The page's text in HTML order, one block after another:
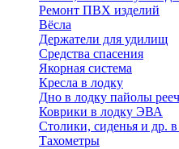
Ремонт ПВХ изделий
Вёсла
Держатели для удилищ
Средства спасения
Якорная система
Кресла в лодку
Дно в лодку пайолы
Коврики в лодку ЭВА
Столики, сиденья и др.
Тахометры